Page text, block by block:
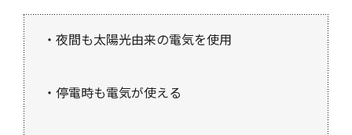
・夜間も太陽光由来の電気を使用
・停電時も電気が使える